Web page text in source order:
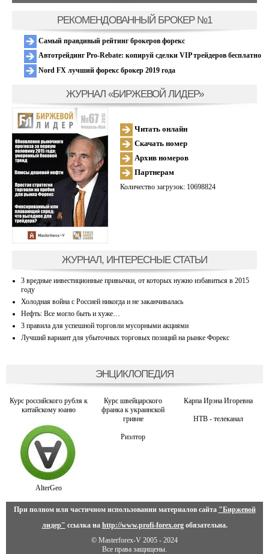
РЕКОМЕНДОВАННЫЙ БРОКЕР №1
Самый правдивый рейтинг брокеров форекс
Автотрейдинг Pro-Rebate: копируй сделки VIP трейдеров бесплатно
Nord FX лучший форекс брокер 2019 года
ЖУРНАЛ «БИРЖЕВОЙ ЛИДЕР»
Читать онлайн
Скачать номер
Архив номеров
Партнерам
Количество загрузок: 10698824
ЖУРНАЛ, ИНТЕРЕСНЫЕ СТАТЬИ
3 вредные инвестиционные привычки, от которых нужно избавиться в 2015
году
Холодная война с Россией никогда и не заканчивалась
Нефть: Все могло быть и хуже…
3 правила для успешной торговли мусорными акциями
Лучший вариант для убыточных торговых позиций на рынке Форекс
ЭНЦИКЛОПЕДИЯ
Курс российского рубля к
китайскому юаню
Курс швейцарского
франка к украинской
гривне
Карпа Ирэна Игоревна
НТВ - телеканал
AlterGeo
Риэлтор
При полном или частичном использовании материалов сайта "Биржевой
лидер" ссылка на http://www.profi-forex.orgобязательна.
© Masterforex-V 2005 - 2024
Все права защищены.